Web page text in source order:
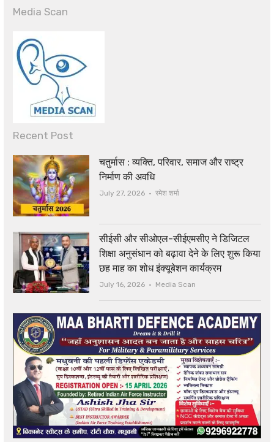
Media Scan
Recent Post
चतुर्मास : व्यक्ति, परिवार, समाज और राष्ट्र
निर्माण की अवधि
July 27, 2026 Author
रमेश शर्मा
सीईसी और सीओएल-सीईएमसीए ने डिजिटल
शिक्षा अनुसंधान को बढ़ावा देने के लिए शुरू किया
छह माह का शोध इंक्यूबेशन कार्यक्रम
July 16, 2026 Author
Media Scan